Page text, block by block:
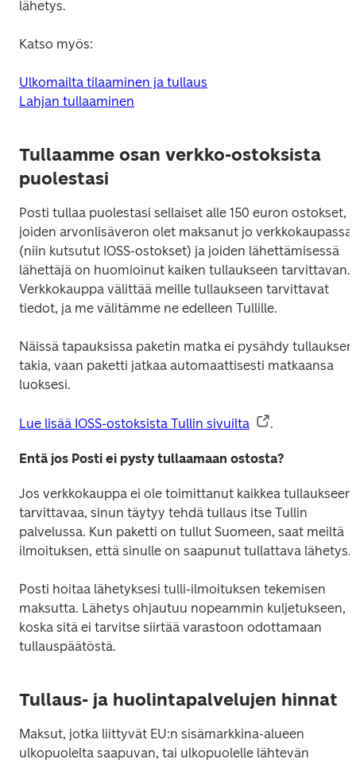
lähetys.
Katso myös:
Ulkomailta tilaaminen ja tullaus
Lahjan tullaaminen
Tullaamme osan verkko-ostoksista
puolestasi
Posti tullaa puolestasi sellaiset alle 150 euron ostokset,
joiden arvonlisäveron olet maksanut jo verkkokaupassa
(niin kutsutut IOSS-ostokset) ja joiden lähettämisessä
lähettäjä on huomioinut kaiken tullaukseen tarvittavan.
Verkkokauppa välittää meille tullaukseen tarvittavat
tiedot, ja me välitämme ne edelleen Tullille.
Näissä tapauksissa paketin matka ei pysähdy tullauksen
takia, vaan paketti jatkaa automaattisesti matkaansa
luoksesi.
Lue lisää IOSS-ostoksista Tullin sivuilta .
Entä jos Posti ei pysty tullaamaan ostosta?
Jos verkkokauppa ei ole toimittanut kaikkea tullaukseen
tarvittavaa, sinun täytyy tehdä tullaus itse Tullin
palvelussa. Kun paketti on tullut Suomeen, saat meiltä
ilmoituksen, että sinulle on saapunut tullattava lähetys.
Posti hoitaa lähetyksesi tulli-ilmoituksen tekemisen
maksutta. Lähetys ohjautuu nopeammin kuljetukseen,
koska sitä ei tarvitse siirtää varastoon odottamaan
tullauspäätöstä.
Tullaus- ja huolintapalvelujen hinnat
Maksut, jotka liittyvät EU:n sisämarkkina-alueen
ulkopuolelta saapuvan, tai ulkopuolelle lähtevän